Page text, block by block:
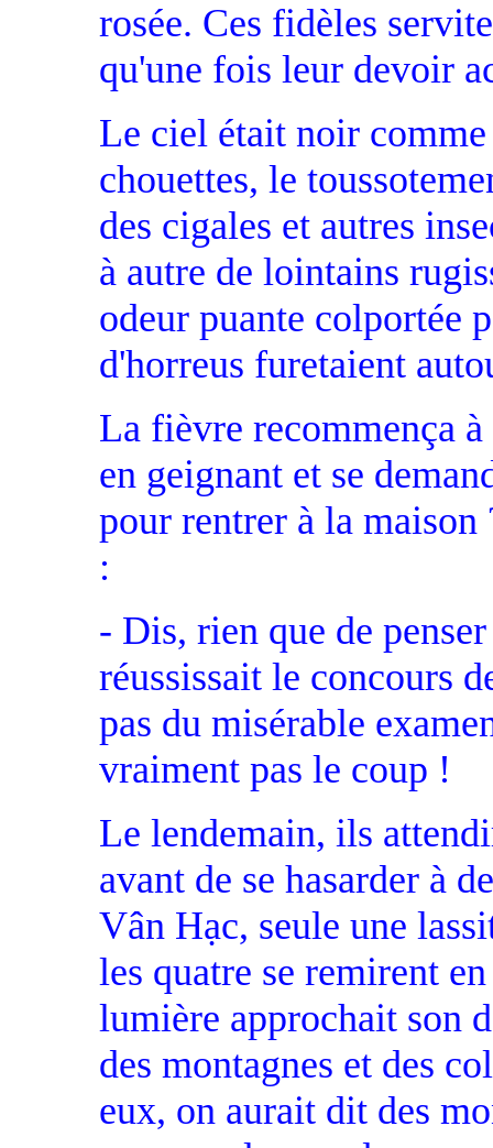
rosée. Ces fidèles
qu'une fois leur devoir
Le ciel était noir
chouettes, le
des cigales et autres
à autre de lointains
odeur puante colportée
d'horreus furetaient
La fièvre recommença
en geignant et se
pour rentrer à la
:
- Dis, rien que de
réussissait le concours
pas du misérable
vraiment pas le coup !
Le lendemain, ils
avant de se hasarder à
Vân Hạc, seule une
les quatre se remirent
lumière approchait son
des montagnes et des
eux, on aurait dit des